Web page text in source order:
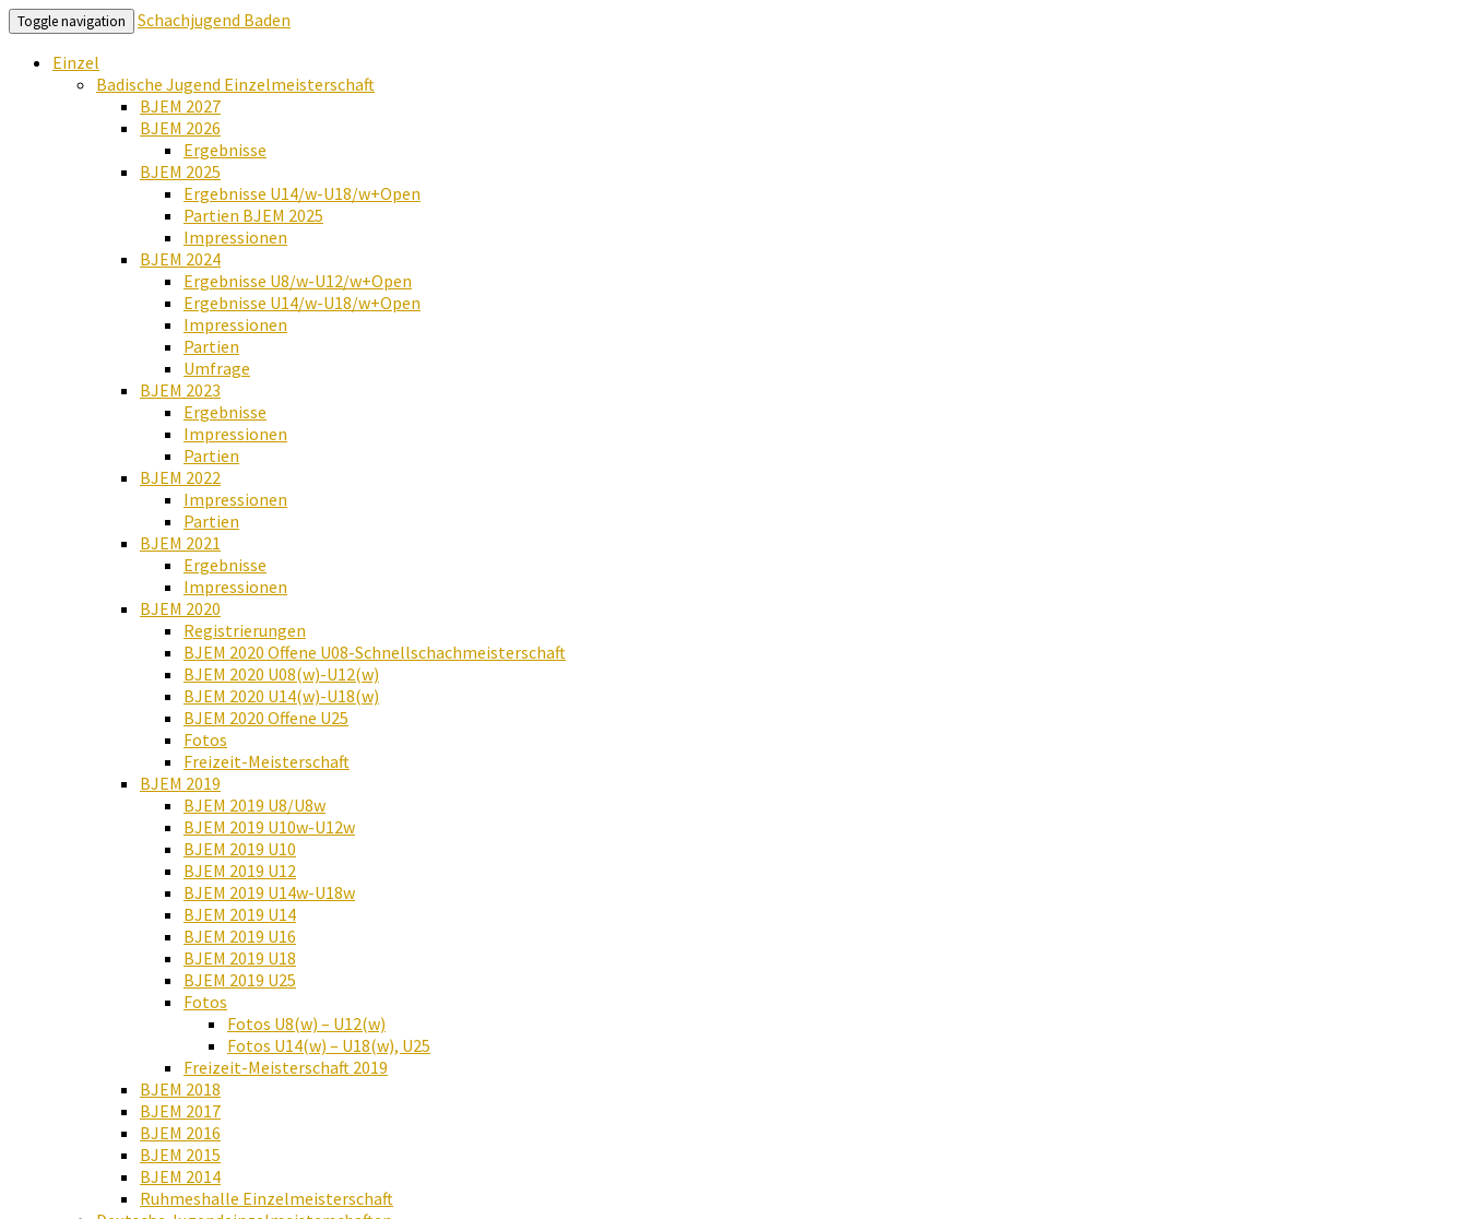
Toggle navigation
Schachjugend Baden
Einzel
Badische Jugend Einzelmeisterschaft
BJEM 2027
BJEM 2026
Ergebnisse
BJEM 2025
Ergebnisse U14/w-U18/w+Open
Partien BJEM 2025
Impressionen
BJEM 2024
Ergebnisse U8/w-U12/w+Open
Ergebnisse U14/w-U18/w+Open
Impressionen
Partien
Umfrage
BJEM 2023
Ergebnisse
Impressionen
Partien
BJEM 2022
Impressionen
Partien
BJEM 2021
Ergebnisse
Impressionen
BJEM 2020
Registrierungen
BJEM 2020 Offene U08-Schnellschachmeisterschaft
BJEM 2020 U08(w)-U12(w)
BJEM 2020 U14(w)-U18(w)
BJEM 2020 Offene U25
Fotos
Freizeit-Meisterschaft
BJEM 2019
BJEM 2019 U8/U8w
BJEM 2019 U10w-U12w
BJEM 2019 U10
BJEM 2019 U12
BJEM 2019 U14w-U18w
BJEM 2019 U14
BJEM 2019 U16
BJEM 2019 U18
BJEM 2019 U25
Fotos
Fotos U8(w) – U12(w)
Fotos U14(w) – U18(w), U25
Freizeit-Meisterschaft 2019
BJEM 2018
BJEM 2017
BJEM 2016
BJEM 2015
BJEM 2014
Ruhmeshalle Einzelmeisterschaft